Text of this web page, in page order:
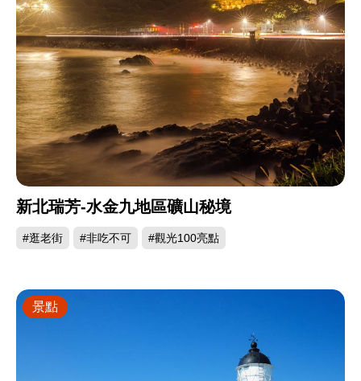
新北瑞芳-水金九地區礦山秘境
#逛老街 #非吃不可 #觀光100亮點
景點